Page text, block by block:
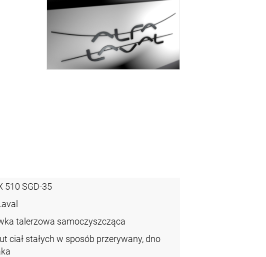
510 SGD-35
talerzowa samoczyszcząca
ciał stałych w sposób przerywany, dno